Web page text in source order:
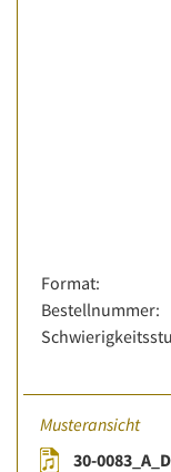
Format:
Bestellnummer:
Musteransicht
30-